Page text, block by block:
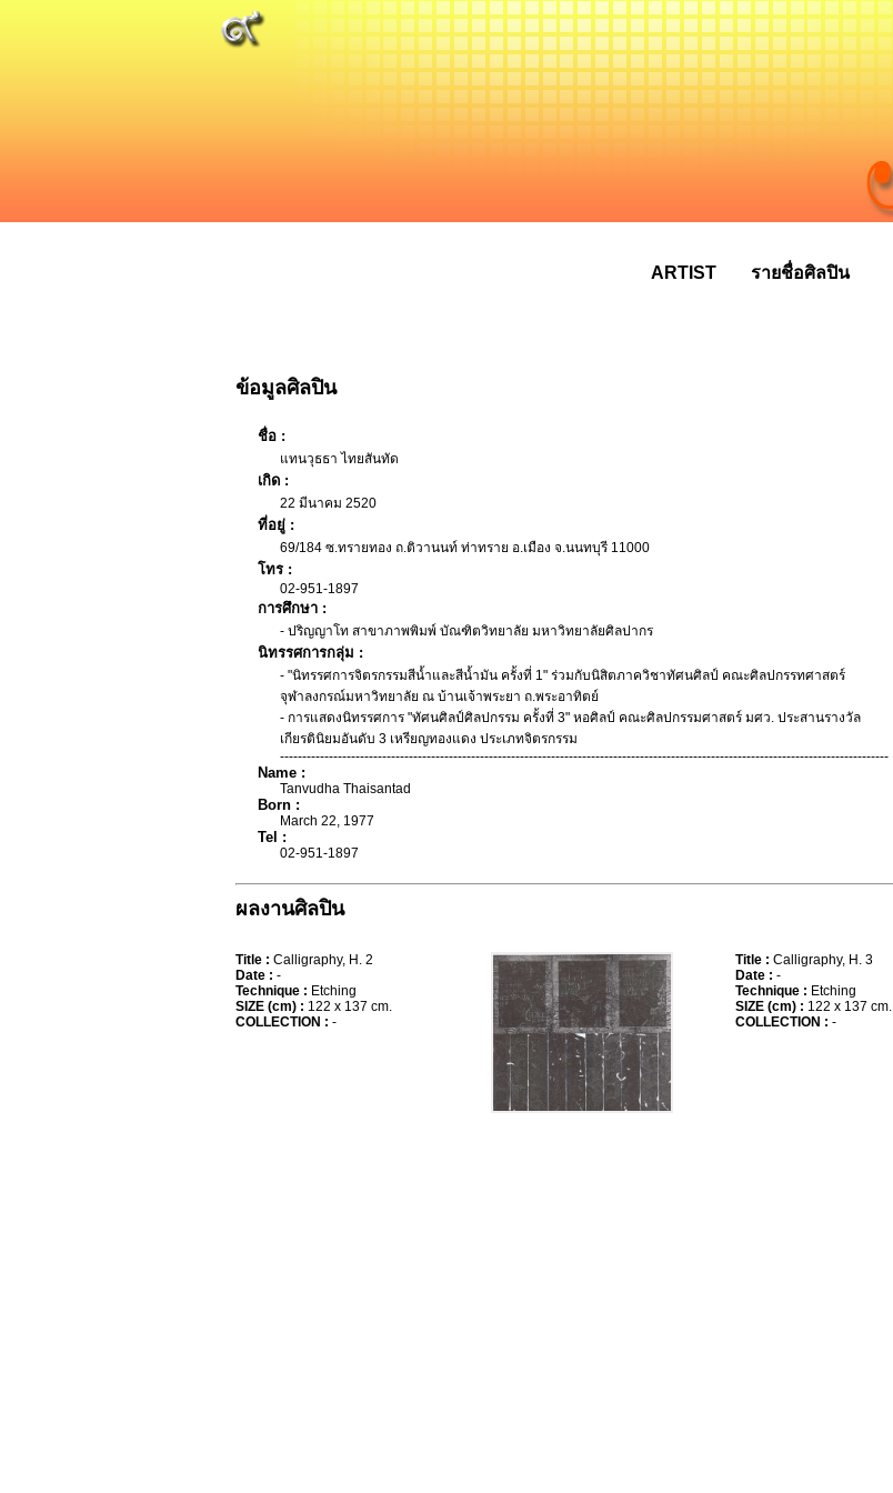
ARTIST รายชื่อศิลปิน
ข้อมูลศิลปิน
ชื่อ :
แทนวุธธา ไทยสันทัด
เกิด :
22 มีนาคม 2520
ที่อยู่ :
69/184 ซ.ทรายทอง ถ.ติวานนท์ ท่าทราย อ.เมือง จ.นนทบุรี 11000
โทร :
02-951-1897
การศึกษา :
- ปริญญาโท สาขาภาพพิมพ์ บัณฑิตวิทยาลัย มหาวิทยาลัยศิลปากร
นิทรรศการกลุ่ม :
- "นิทรรศการจิตรกรรมสีน้ำและสีน้ำมัน ครั้งที่ 1" ร่วมกับนิสิตภาควิชาทัศนศิลป์ คณะศิลปกรรทศาสตร์
จุฬาลงกรณ์มหาวิทยาลัย ณ บ้านเจ้าพระยา ถ.พระอาทิตย์
- การแสดงนิทรรศการ "ทัศนศิลป์ศิลปกรรม ครั้งที่ 3" หอศิลป์ คณะศิลปกรรมศาสตร์ มศว. ประสานรางวัล
เกียรตินิยมอันดับ 3 เหรียญทองแดง ประเภทจิตรกรรม
-----------------------------------------------------------------------------------------------------------------------------------------
Name :
Tanvudha Thaisantad
Born :
March 22, 1977
Tel :
02-951-1897
ผลงานศิลปิน
Title : Calligraphy, H. 2
Date : -
Technique : Etching
SIZE (cm) : 122 x 137 cm.
COLLECTION : -
Title : Calligraphy, H. 3
Date : -
Technique : Etching
SIZE (cm) : 122 x 137 cm.
COLLECTION : -